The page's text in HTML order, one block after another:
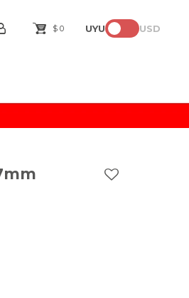
$ 0 UYU USD